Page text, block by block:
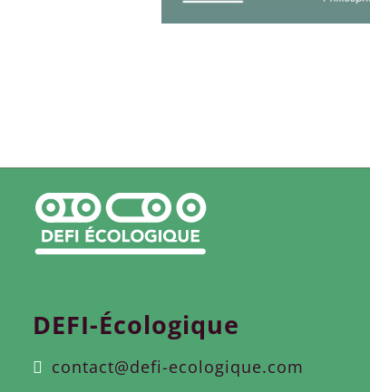
DEFI-Écologique
contact@defi-ecologique.com